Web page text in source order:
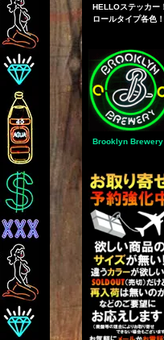
HELLOステッカー！
ロールタイプ各色！
Brooklyn Brewery